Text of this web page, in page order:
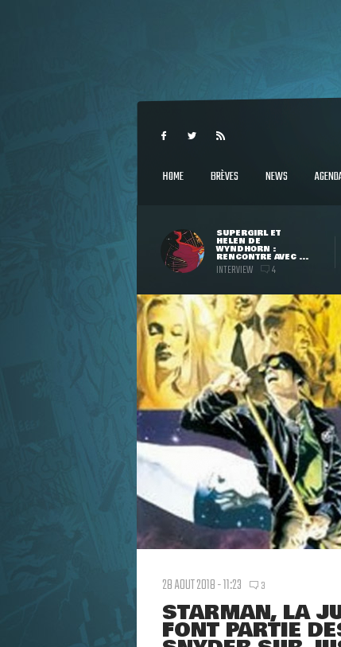
HOME BRÈVES NEWS
SUPERGIRL ET
HELEN DE
WYNDHORN :
RENCONTRE AVEC ...
INTERVIEW 4
28 AOUT 2018 - 11:23 3
STARMAN, LA
FONT PARTIE